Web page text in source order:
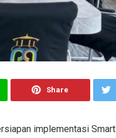
Share
implementasi Smart